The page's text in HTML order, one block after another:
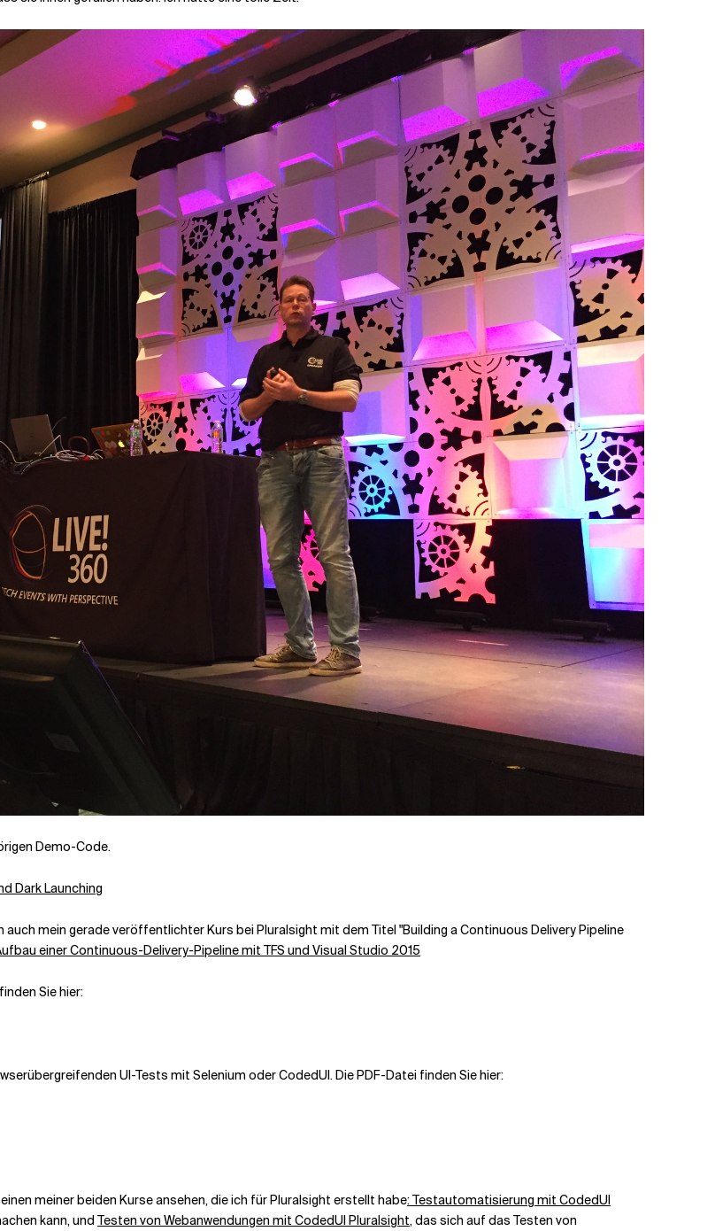
Demo-Code.
Dark Launching
mein gerade veröffentlichter Kurs bei Pluralsight mit dem Titel "Building a Continuous Delivery Pipeline
einer Continuous-Delivery-Pipeline mit TFS und Visual Studio 2015
Sie hier:
UI-Tests mit Selenium oder CodedUI. Die PDF-Datei finden Sie hier:
meiner beiden Kurse ansehen, die ich für Pluralsight erstellt habe: Testautomatisierung mit CodedUI
kann, und Testen von Webanwendungen mit CodedUI Pluralsight, das sich auf das Testen von